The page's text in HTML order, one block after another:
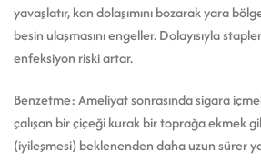
yavaşlatır, kan dolaşımını bozarak yara
besin ulaşmasını engeller. Dolayısıyla
enfeksiyon riski artar.
Benzetme: Ameliyat sonrasında sigara
çalışan bir çiçeği kurak bir toprağa ekmek
(iyileşmesi) beklenenden daha uzun sürer